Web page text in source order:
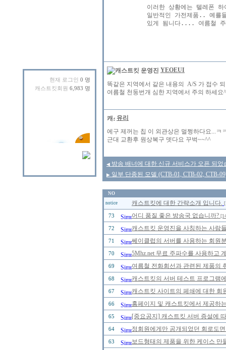
현재 로그인 0 명
캐스트킷회원 6,983 명
이러한 상황에는 텔레폰
일반적인 가전제품.. 예를
YEOEUI
똑같은 지역에서 같은 내용의 A/S 가 접수
여름철 천둥번개 심한 지역에서 주의 하세요
유리
에구 제꺼는 칩 이 외관상은 멀쩡하다요...ㅋ
근대 교환후 원상복구 뎃다요 꾸벅~~^^
◀ 방송 배너에 대한 신규 서비스가 오픈 되었
▶ 일부 단종된 모델 (CTB-01, CTB-02, CTB-
NO
notice
캐스트킷에 대한 간략소개 입니다.
73 어디 품질 좋은 방송국 없습니까?
72 캐스트킷 운영진을 사칭하는 사람
71 쎄이클럽의 서버를 사용하는 회원
70 5Mhz.net 무료 주파수를 사용하고
69 여름철 전화회선과 관련된 제품의
68 캐스트킷의 서버 테스트 프로그램
67 캐스트킷 사이트의 페쇄에 대한
66 홈페이지 및 캐스트킷에서 제공하
65 [중요공지] 캐스트킷 서버 증설에
64 정회원에게만 공개되었던 회로도
63 보드형태의 제품을 위한 케이스 만